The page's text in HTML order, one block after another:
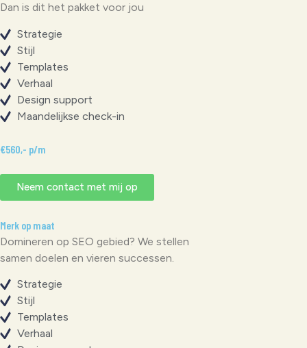
Dan is dit het pakket voor jou
Strategie
Stijl
Templates
Verhaal
Design support
Maandelijkse check-in
€560,- p/m
Neem contact met mij op
Merk op maat
Domineren op SEO gebied? We stellen
samen doelen en vieren successen.
Strategie
Stijl
Templates
Verhaal